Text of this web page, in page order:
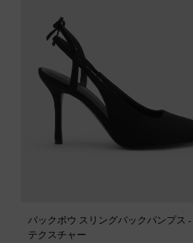
バックボウ スリングバックパンプス -
テクスチャー